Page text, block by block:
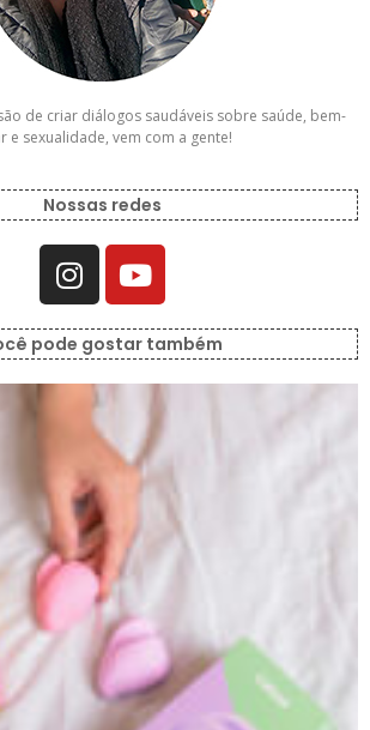
de criar diálogos saudáveis sobre saúde, bem-
e sexualidade, vem com a gente!
Nossas redes
pode gostar também